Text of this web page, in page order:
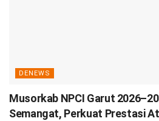
DENEWS
Musorkab NPCI Garut
Semangat, Perkuat Prestasi